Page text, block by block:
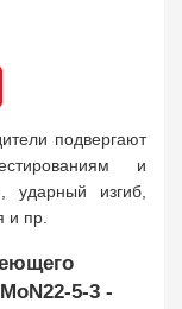
подвергают
и
ударный изгиб,
и пр.
5-3 -